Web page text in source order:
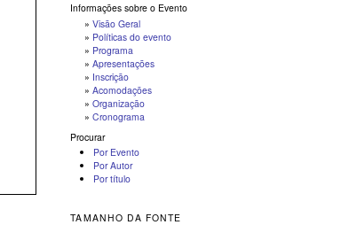
Informações sobre o Evento
»Visão Geral
» Políticas do evento
» Programa
»Apresentações
» Inscrição
»Acomodações
»Organização
»Cronograma
Procurar
Por Evento
Por Autor
Por título
TAMANHO DA FONTE